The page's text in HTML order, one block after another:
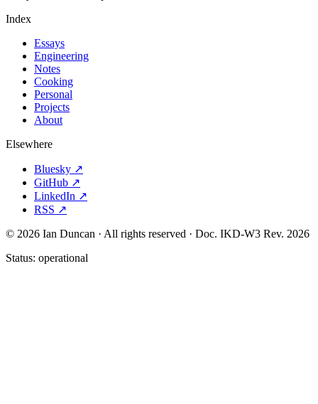
Index
Essays
Engineering
Notes
Cooking
Personal
Projects
About
Elsewhere
Bluesky ↗
GitHub ↗
LinkedIn ↗
RSS ↗
© 2026 Ian Duncan · All rights reserved · Doc. IKD-W3 Rev. 2026
Status: operational